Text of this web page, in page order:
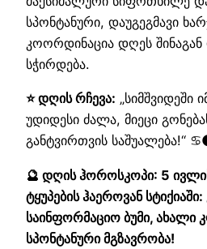
სპონტანური, დაუგეგმავი
კოორდინაცია დღეს შინაგან
სჭირდება.
⭐ დღის რჩევა: „სიმშვიდეში
უდიდესი ძალა, მიეცი
განტვირთვის საშუალება!“
🔮 დღის ჰოროსკოპი: 5
ტყუპების ჰაეროვან
საინფორმაციო ბუმი, ახალი
სპონტანური მგზავრობა!